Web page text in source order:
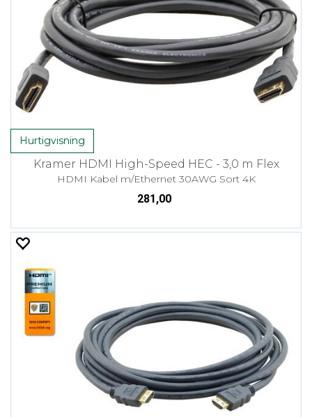
Hurtigvisning
Kramer HDMI High-Speed HEC - 3,0 m Flex
HDMI Kabel m/Ethernet 30AWG Sort 4K
281,00